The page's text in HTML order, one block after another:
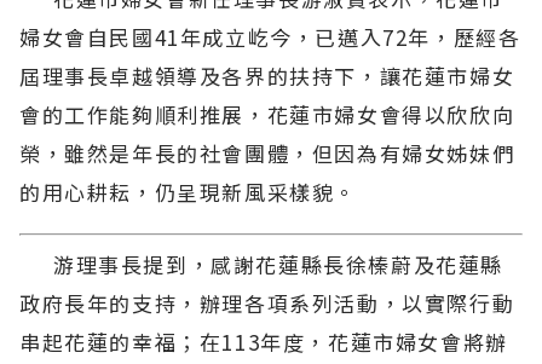
婦女會自民國41年成立屹今，已邁入72年，歷經各
屆理事長卓越領導及各界的扶持下，讓花蓮市婦女
會的工作能夠順利推展，花蓮市婦女會得以欣欣向
榮，雖然是年長的社會團體，但因為有婦女姊妹們
的用心耕耘，仍呈現新風采樣貌。
游理事長提到，感謝花蓮縣長徐榛蔚及花蓮縣
政府長年的支持，辦理各項系列活動，以實際行動
串起花蓮的幸福；在113年度，花蓮市婦女會將辦